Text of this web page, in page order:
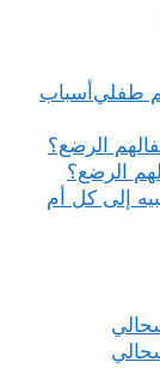
أسباب
الرضع؟
إلى كل أم